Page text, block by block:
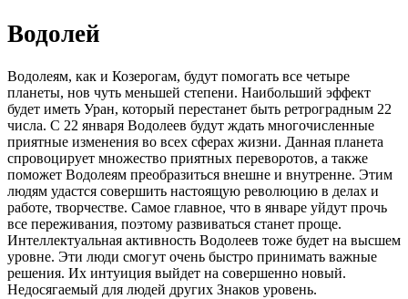
Водолей
Водолеям, как и Козерогам, будут помогать все четыре
планеты, нов чуть меньшей степени. Наибольший эффект
будет иметь Уран, который перестанет быть ретроградным 22
числа. С 22 января Водолеев будут ждать многочисленные
приятные изменения во всех сферах жизни. Данная планета
спровоцирует множество приятных переворотов, а также
поможет Водолеям преобразиться внешне и внутренне. Этим
людям удастся совершить настоящую революцию в делах и
работе, творчестве. Самое главное, что в январе уйдут прочь
все переживания, поэтому развиваться станет проще.
Интеллектуальная активность Водолеев тоже будет на высшем
уровне. Эти люди смогут очень быстро принимать важные
решения. Их интуиция выйдет на совершенно новый.
Недосягаемый для людей других Знаков уровень.